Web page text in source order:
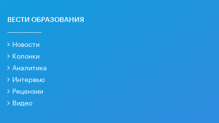
ВЕСТИ ОБРАЗОВАНИЯ
Новости
Колонки
Аналитика
Интервью
Рецензии
Видео